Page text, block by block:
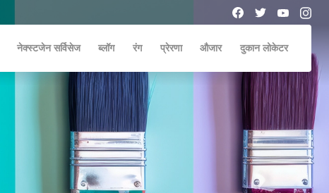
नेक्स्टजेन सर्विसेज ब्लॉग रंग प्रेरणा औजार दुकान लोकेटर